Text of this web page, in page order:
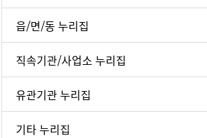
읍/면/동 누리집
직속기관/사업소 누리집
유관기관 누리집
기타 누리집